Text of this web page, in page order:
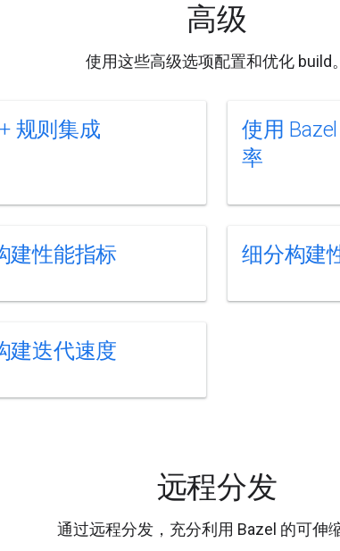
高级
使用这些高级选项配置和优化 build。
规则集成
使用
率
建性能指标 细分构建
建迭代速度
远程分发
通过远程分发，充分利用 Bazel 的可伸缩